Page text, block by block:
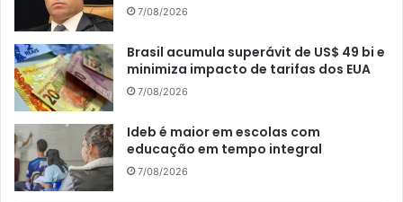
7/08/2026
Brasil acumula superávit de US$ 49 bi e
minimiza impacto de tarifas dos EUA
7/08/2026
Ideb é maior em escolas com
educação em tempo integral
7/08/2026